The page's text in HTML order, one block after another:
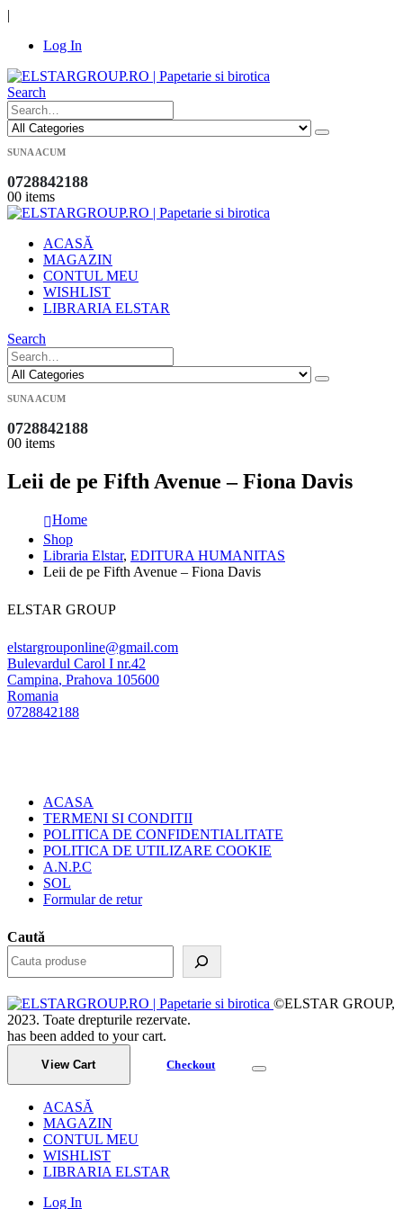
|
Log In
Search
SUNA ACUM
0728842188
00 items
ACASĂ
MAGAZIN
CONTUL MEU
WISHLIST
LIBRARIA ELSTAR
Search
SUNA ACUM
0728842188
00 items
Leii de pe Fifth Avenue – Fiona Davis
Home
Shop
Libraria Elstar, EDITURA HUMANITAS
Leii de pe Fifth Avenue – Fiona Davis
ELSTAR GROUP
elstargrouponline@gmail.com
Bulevardul Carol I nr.42
Campina, Prahova 105600
Romania
0728842188
ACASA
TERMENI SI CONDITII
POLITICA DE CONFIDENTIALITATE
POLITICA DE UTILIZARE COOKIE
A.N.P.C
SOL
Formular de retur
Caută
©ELSTAR GROUP,
2023. Toate drepturile rezervate.
has been added to your cart.
View Cart Checkout
ACASĂ
MAGAZIN
CONTUL MEU
WISHLIST
LIBRARIA ELSTAR
Log In